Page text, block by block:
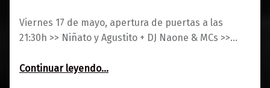
Viernes 17 de mayo, apertura de puertas a las
21:30h >> Niñato y Agustito + DJ Naone & MCs >>…
Continuar leyendo“Niñato y Agustito :: Bang! Palencia Sonora”
…